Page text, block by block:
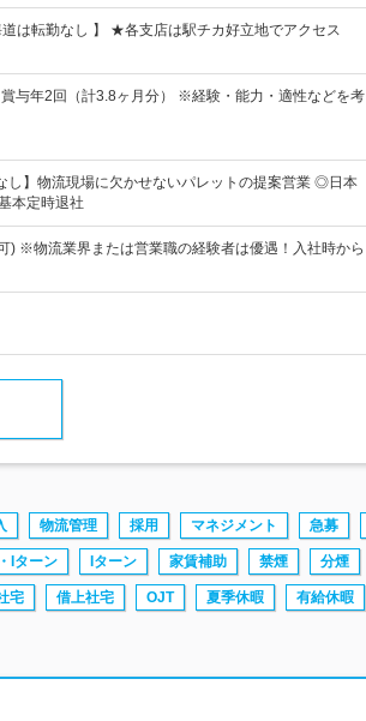
は転勤なし 】 ★各支店は駅チカ好立地でアクセス
与年2回（計3.8ヶ月分） ※経験・能力・適性などを考
し】物流現場に欠かせないパレットの提案営業 ◎日本
本定時退社
) ※物流業界または営業職の経験者は優遇！入社時から
物流管理 採用 マネジメント 急募
Iターン Iターン 家賃補助 禁煙 分煙
宅 借上社宅 OJT 夏季休暇 有給休暇